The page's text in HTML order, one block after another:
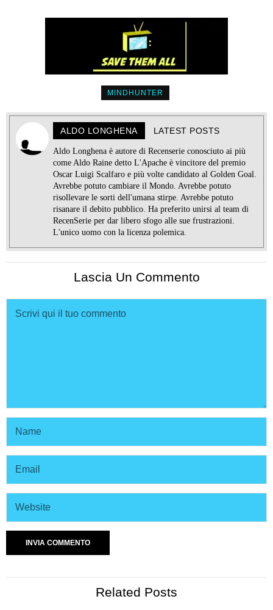
MINDHUNTER
ALDO LONGHENA LATEST POSTS
Aldo Longhena è autore di Recenserie conosciuto ai più
come Aldo Raine detto L'Apache è vincitore del premio
Oscar Luigi Scalfaro e più volte candidato al Golden Goal.
Avrebbe potuto cambiare il Mondo. Avrebbe potuto
risollevare le sorti dell'umana stirpe. Avrebbe potuto
risanare il debito pubblico. Ha preferito unirsi al team di
RecenSerie per dar libero sfogo alle sue frustrazioni.
L'unico uomo con la licenza polemica.
Lascia Un Commento
Related Posts